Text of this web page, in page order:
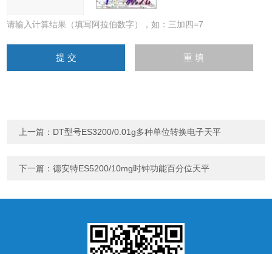
请输入计算结果（填写阿拉伯数字），如：三加四=7
上一篇： DT型号ES3200/0.01g多种单位转换电子天平
下一篇：德安特ES5200/10mg时钟功能百分位天平